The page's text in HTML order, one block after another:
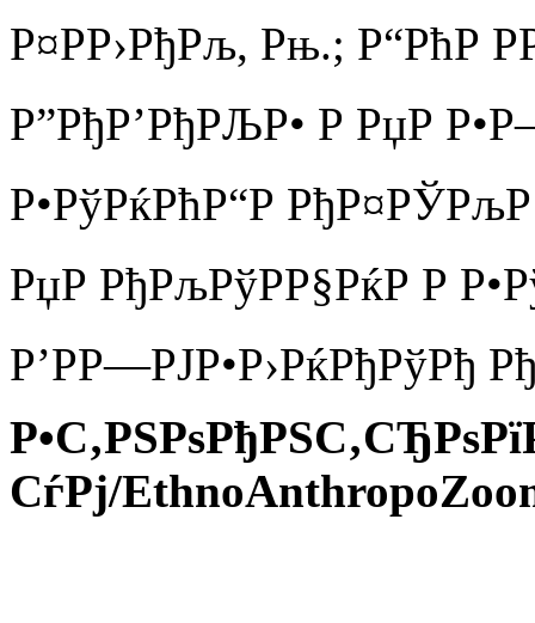
Р¤РР›РђРљ, Рњ.; Р“РћР
Р”РђР’РђРЉР• Р РџР
Р•РўРќРћР“Р РђР¤РЎРљР
РџР РђРљРўРР§РќР Р
Р’РР—РЈР•Р›РќРђРўРђ
СѓРј/